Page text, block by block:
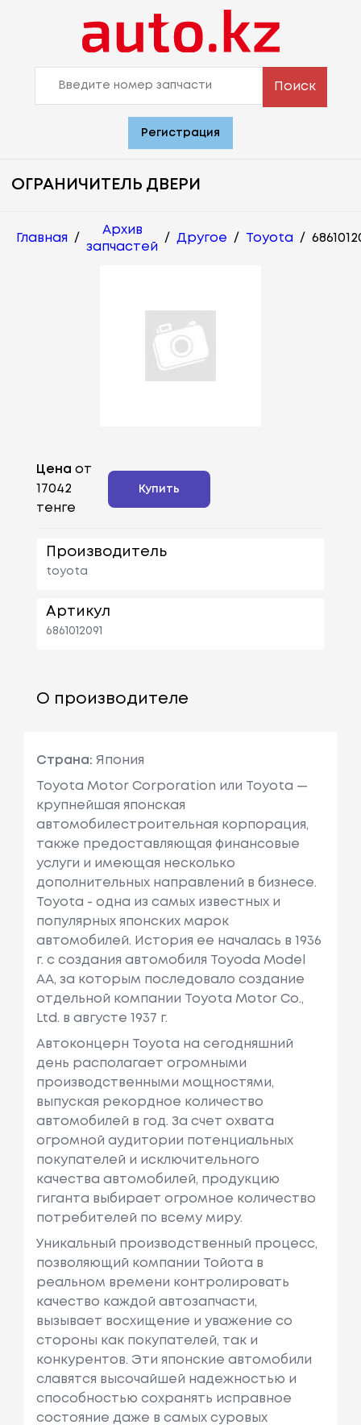
Поиск
Регистрация
ОГРАНИЧИТЕЛЬ ДВЕРИ
Главная /
Архив
запчастей
/ Другое / Toyota /
Цена от
17042
тенге
Купить
Производитель
toyota
Артикул
6861012091
О производителе
Страна: Япония
Toyota Motor Corporation или Toyota —
крупнейшая японская
автомобилестроительная корпорация,
также предоставляющая финансовые
услуги и имеющая несколько
дополнительных направлений в бизнесе.
Toyota - одна из самых известных и
популярных японских марок
автомобилей. История ее началась в 1936
г. с создания автомобиля Toyoda Model
AA, за которым последовало создание
отдельной компании Toyota Motor Co.,
Ltd. в августе 1937 г.
Автоконцерн Toyota на сегодняшний
день располагает огромными
производственными мощностями,
выпуская рекордное количество
автомобилей в год. За счет охвата
огромной аудитории потенциальных
покупателей и исключительного
качества автомобилей, продукцию
гиганта выбирает огромное количество
потребителей по всему миру.
Уникальный производственный процесс,
позволяющий компании Тойота в
реальном времени контролировать
качество каждой автозапчасти,
вызывает восхищение и уважение со
стороны как покупателей, так и
конкурентов. Эти японские автомобили
славятся высочайшей надежностью и
способностью сохранять исправное
состояние даже в самых суровых